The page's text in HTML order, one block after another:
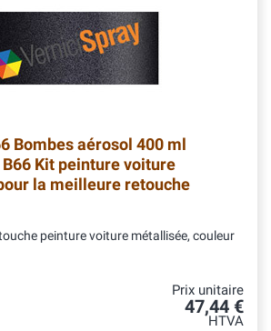
Bombes aérosol 400 ml
B66 Kit peinture voiture
la meilleure retouche
peinture voiture métallisée, couleur
Prix unitaire
47,44 €
HTVA